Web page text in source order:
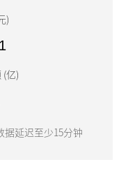
)
(亿)
据延迟至少15分钟